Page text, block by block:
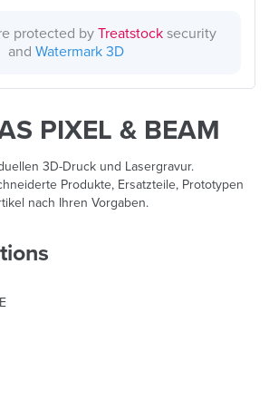
protected by Treatstocksecurity
and Watermark 3D
PIXEL & BEAM
3D-Druck und Lasergravur.
Produkte, Ersatzteile, Prototypen
nach Ihren Vorgaben.